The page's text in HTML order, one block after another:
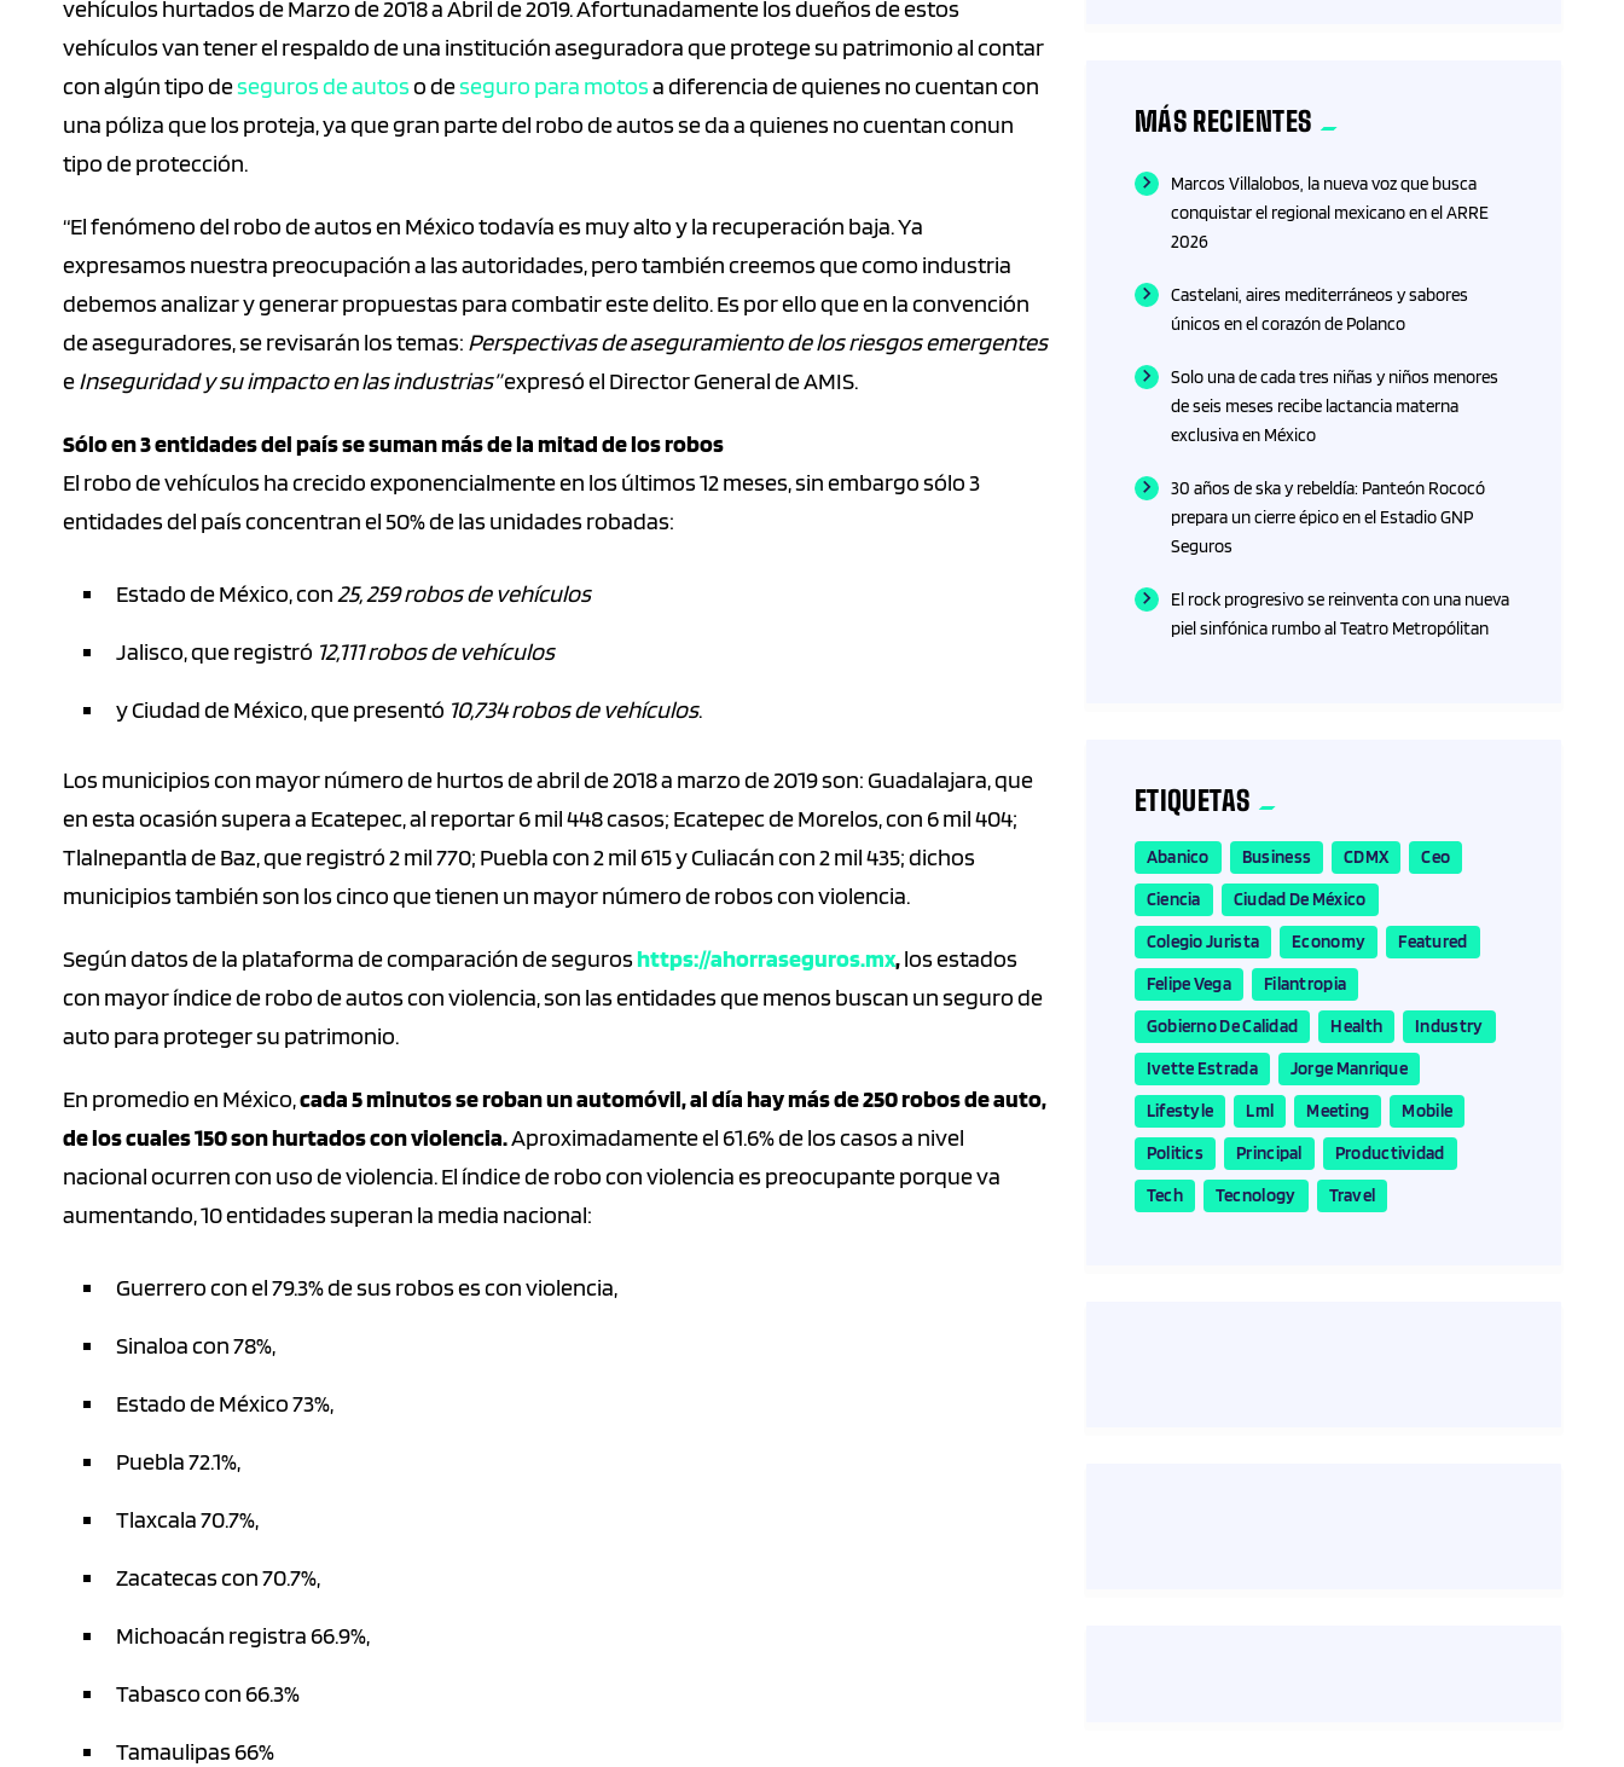
vehículos hurtados de Marzo de 2018 a Abril de 2019. Afortunadamente los dueños de estos
vehículos van tener el respaldo de una institución aseguradora que protege su patrimonio al contar
con algún tipo deseguros de autoso deseguro para motosa diferencia de quienes no cuentan con
una póliza que los proteja, ya que gran parte del robo de autos se da a quienes no cuentan conun
tipo de protección.
“El fenómeno del robo de autos en México todavía es muy alto y la recuperación baja. Ya
expresamos nuestra preocupación a las autoridades, pero también creemos que como industria
debemos analizar y generar propuestas para combatir este delito. Es por ello que en la convención
de aseguradores, se revisarán los temas: Perspectivas de aseguramiento de los riesgos emergentes
eInseguridad y su impacto en las industrias”expresó el Director General de AMIS.
Sólo en 3 entidades del país se suman más de la mitad de los robos
El robo de vehículos ha crecido exponencialmente en los últimos 12 meses, sin embargo sólo 3
entidades del país concentran el 50% de las unidades robadas:
Estado de México, con25, 259 robos de vehículos
Jalisco, que registró 12,111 robos de vehículos
y Ciudad de México, que presentó 10,734 robos de vehículos.
Los municipios con mayor número de hurtos de abril de 2018 a marzo de 2019 son: Guadalajara, que
en esta ocasión supera a Ecatepec, al reportar 6 mil 448 casos; Ecatepec de Morelos, con 6 mil 404;
Tlalnepantla de Baz, que registró 2 mil 770; Puebla con 2 mil 615 y Culiacán con 2 mil 435; dichos
municipios también son los cinco que tienen un mayor número de robos con violencia.
Según datos de la plataforma de comparación de seguroshttps://ahorraseguros.mx,los estados
con mayor índice de robo de autos con violencia, son las entidades que menos buscan un seguro de
auto para proteger su patrimonio.
En promedio en México,cada 5 minutos se roban un automóvil, al día hay más de 250 robos de auto,
de los cuales 150 son hurtados con violencia.Aproximadamente el 61.6% de los casos a nivel
nacional ocurren con uso de violencia. El índice de robo con violencia es preocupante porque va
aumentando, 10 entidades superan la media nacional:
Guerrero con el 79.3% de sus robos es con violencia,
Sinaloa con 78%,
Estado de México 73%,
Puebla 72.1%,
Tlaxcala 70.7%,
Zacatecas con 70.7%,
Michoacán registra 66.9%,
Tabasco con 66.3%
Tamaulipas 66%
MÁS RECIENTES
Marcos Villalobos, la nueva voz que busca
conquistar el regional mexicano en el ARRE
2026
Castelani, aires mediterráneos y sabores
únicos en el corazón de Polanco
Solo una de cada tres niñas y niños menores
de seis meses recibe lactancia materna
exclusiva en México
30 años de ska y rebeldía: Panteón Rococó
prepara un cierre épico en el Estadio GNP
Seguros
El rock progresivo se reinventa con una nueva
piel sinfónica rumbo al Teatro Metropólitan
ETIQUETAS
Abanico Business CDMX
Ceo
Ciencia
Ciudad De México
Colegio Jurista
Economy
Featured
Felipe Vega
Filantropia
Gobierno De Calidad
Health
Industry
Ivette Estrada
Jorge Manrique
Lifestyle
Lml Meeting
Mobile
Politics
Principal
Productividad
Tech
Tecnology Travel